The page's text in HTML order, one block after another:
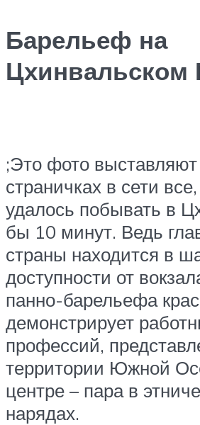
Барельеф на
Цхинвальском
;Это фото
страничках в сети
удалось побывать в
бы 10 минут. Ведь
страны находится в
доступности от
панно-барельефа
демонстрирует
профессий,
территории Южной
центре – пара в
нарядах.